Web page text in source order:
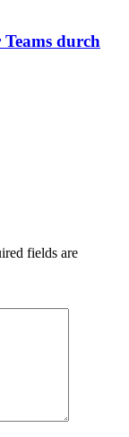
durch
fields are